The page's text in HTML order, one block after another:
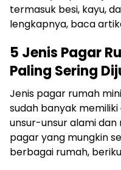
termasuk besi, kayu,
lengkapnya, baca
5 Jenis Pagar
Paling Sering
Jenis pagar rumah
sudah banyak
unsur-unsur alami dan
pagar yang mungkin
berbagai rumah,